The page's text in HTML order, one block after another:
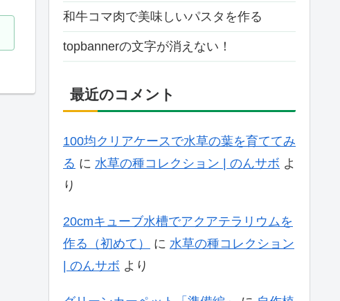
和牛コマ肉で美味しいパスタを作る
topbannerの文字が消えない！
最近のコメント
100均クリアケースで水草の葉を育ててみ
る に 水草の種コレクション | のんサボ よ
り
20cmキューブ水槽でアクアテラリウムを
作る（初めて）
に 水草の種コレクション
| のんサボ より